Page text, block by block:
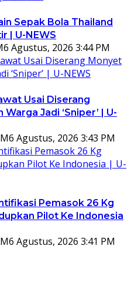
Sepak Bola Thailand
| U-NEWS
6 Agustus, 2026 3:44 PM
Usai Diserang
Jadi ‘Sniper’ | U-
6 Agustus, 2026 3:43 PM
Pemasok 26 Kg
Pilot Ke Indonesia
6 Agustus, 2026 3:41 PM